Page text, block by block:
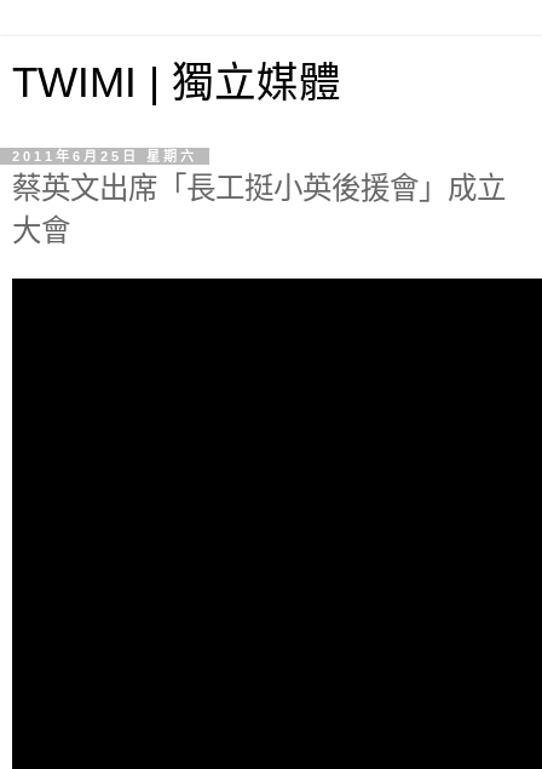
TWIMI | 獨立媒體
2011年6月25日 星期六
蔡英文出席「長工挺小英後援會」成立
大會